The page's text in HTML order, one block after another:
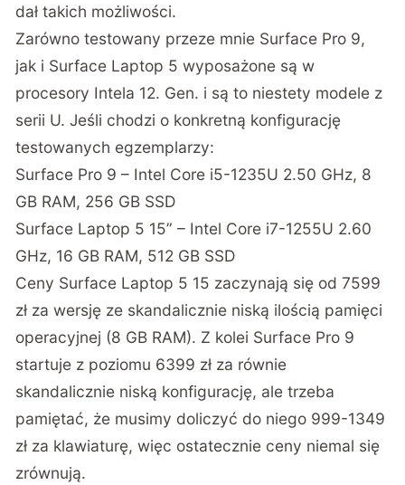
dał takich możliwości.
Zarówno testowany przeze mnie Surface Pro 9,
jak i Surface Laptop 5 wyposażone są w
procesory Intela 12. Gen. i są to niestety modele z
serii U. Jeśli chodzi o konkretną konfigurację
testowanych egzemplarzy:
Surface Pro 9 – Intel Core i5-1235U 2.50 GHz, 8
GB RAM, 256 GB SSD
Surface Laptop 5 15” – Intel Core i7-1255U 2.60
GHz, 16 GB RAM, 512 GB SSD
Ceny Surface Laptop 5 15 zaczynają się od 7599
zł za wersję ze skandalicznie niską ilością pamięci
operacyjnej (8 GB RAM). Z kolei Surface Pro 9
startuje z poziomu 6399 zł za równie
skandalicznie niską konfigurację, ale trzeba
pamiętać, że musimy doliczyć do niego 999-1349
zł za klawiaturę, więc ostatecznie ceny niemal się
zrównują.